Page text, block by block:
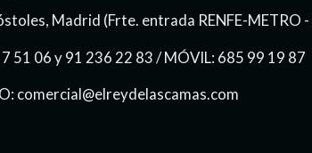
Madrid (Frte. entrada RENFE-METRO -
51 06 y 91 236 22 83 / MÓVIL: 685 99 19 87
comercial@elreydelascamas.com